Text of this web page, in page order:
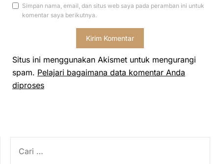
Simpan nama, email, dan situs web saya pada peramban ini untuk
komentar saya berikutnya.
Situs ini menggunakan Akismet untuk mengurangi
spam. Pelajari bagaimana data komentar Anda
diproses
UNTUK: